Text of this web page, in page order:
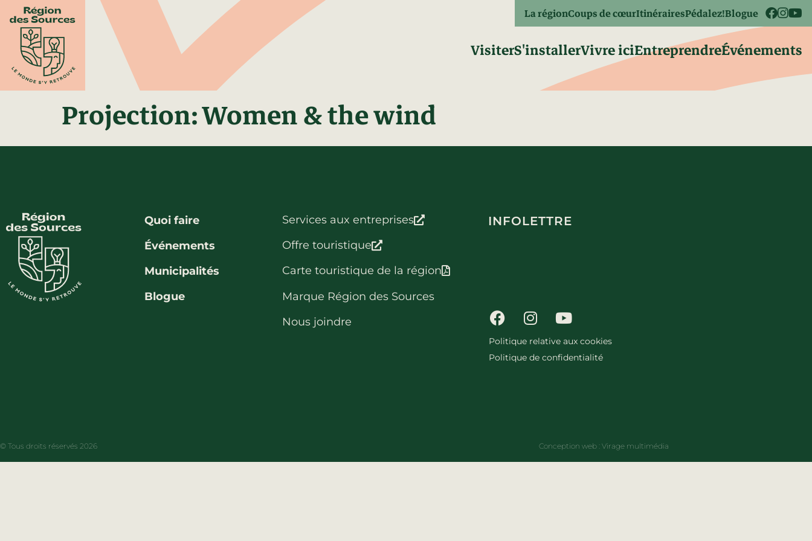
La régionCoups de cœurItinérairesPédalez!Blogue
VisiterS'installerVivre iciEntreprendreÉvénements
Projection: Women & the wind
Quoi faire
Événements
Municipalités
Blogue
Services aux entreprises
Offre touristique
Carte touristique de la région
Marque Région des Sources
Nous joindre
INFOLETTRE
Politique relative aux cookies
Politique de confidentialité
© Tous droits réservés 2026 Conception web : Virage multimédia